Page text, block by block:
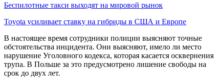
Беспилотные такси выходят на мировой рынок
Toyota усиливает ставку на гибриды в США и Европе
В настоящее время сотрудники полиции выясняют точные
обстоятельства инцидента. Они выясняют, имело ли место
нарушение Уголовного кодекса, которая касается осквернения
трупа. В Польше за это предусмотрено лишение свободы на
срок до двух лет.